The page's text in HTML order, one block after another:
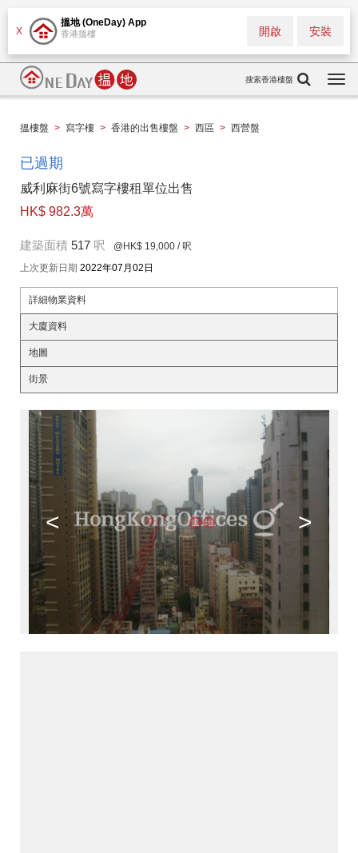
X
搵地 (OneDay) App
香港搵樓 安裝
開啟
搜索香港樓盤
搵樓盤 > 寫字樓 > 香港的出售樓盤 > 西區 > 西營盤
已過期
威利麻街6號寫字樓租單位出售
HK$ 982.3萬
建築面積 517 呎 @HK$ 19,000 / 呎
上次更新日期 2022年07月02日
詳細物業資料
大廈資料
地圖
街景
< >